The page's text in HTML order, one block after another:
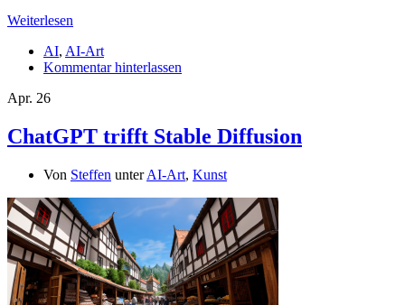
Weiterlesen
AI, AI-Art
Kommentar hinterlassen
Apr. 26
ChatGPT trifft Stable Diffusion
Von Steffen unterAI-Art, Kunst